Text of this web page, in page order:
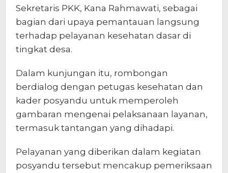
Sekretaris PKK, Kana Rahmawati, sebagai
bagian dari upaya pemantauan langsung
terhadap pelayanan kesehatan dasar di
tingkat desa.
Dalam kunjungan itu, rombongan
berdialog dengan petugas kesehatan dan
kader posyandu untuk memperoleh
gambaran mengenai pelaksanaan layanan,
termasuk tantangan yang dihadapi.
Pelayanan yang diberikan dalam kegiatan
posyandu tersebut mencakup pemeriksaan